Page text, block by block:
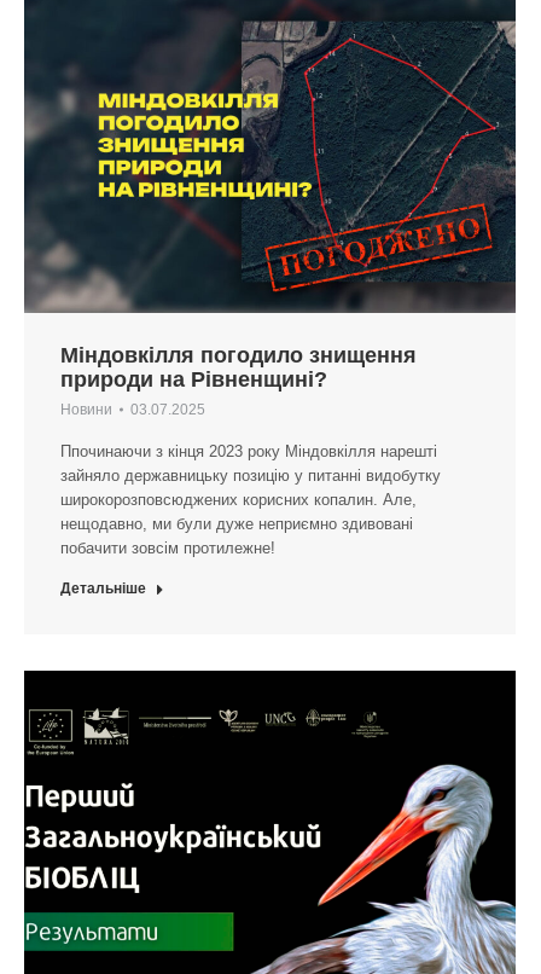
Міндовкілля погодило знищення
природи на Рівненщині?
Новини 03.07.2025
Ппочинаючи з кінця 2023 року Міндовкілля нарешті
зайняло державницьку позицію у питанні видобутку
широкорозповсюджених корисних копалин. Але,
нещодавно, ми були дуже неприємно здивовані
побачити зовсім протилежне!
Детальніше